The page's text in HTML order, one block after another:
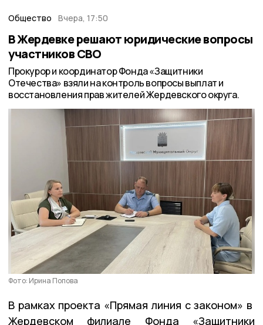
Общество Вчера, 17:50
В Жердевке решают юридические вопросы
участников СВО
Прокурор и координатор Фонда «Защитники
Отечества» взяли на контроль вопросы выплат и
восстановления прав жителей Жердевского округа.
Фото: Ирина Попова
В рамках проекта «Прямая линия с законом» в
Жердевском филиале Фонда «Защитники